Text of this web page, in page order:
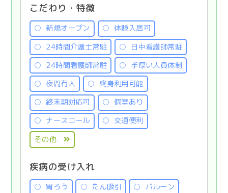
こだわり・特徴
新規オープン
体験入居可
24時間介護士常駐
日中看護師常駐
24時間看護師常駐
手厚い人員体制
夜間有人
終身利用可能
終末期対応可
個室あり
ナースコール
交通便利
その他
疾病の受け入れ
胃ろう たん吸引
バルーン